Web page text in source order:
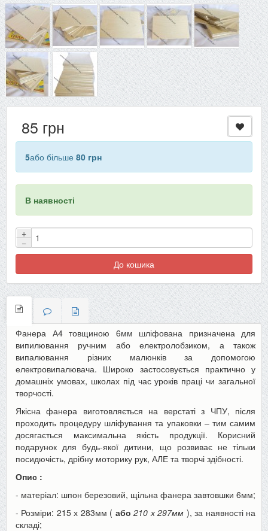
85 грн
5або більше 80 грн
В наявності
+
−
До кошика
Фанера А4 товщиною 6мм шліфована призначена для
випилювання ручним або електролобзиком, а також
випалювання різних малюнків за допомогою
електровипалювача. Широко застосовується практично у
домашніх умовах, школах під час уроків праці чи загальної
творчості.
Якісна фанера виготовляється на верстаті з ЧПУ, після
проходить процедуру шліфування та упаковки – тим самим
досягається максимальна якість продукції. Корисний
подарунок для будь-якої дитини, що розвиває не тільки
посидючість, дрібну моторику рук, АЛЕ та творчі здібності.
Опис :
- матеріал: шпон березовий, щільна фанера завтовшки 6мм;
- Розміри: 215 х 283мм ( або 210 х 297мм ), за наявності на
складі;